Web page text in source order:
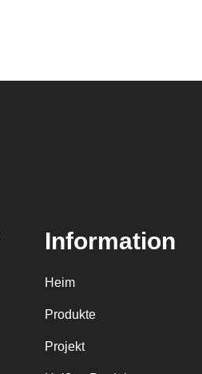
Information
Heim
Produkte
Projekt